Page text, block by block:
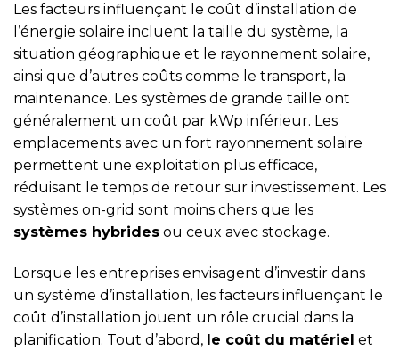
Les facteurs influençant le coût d’installation de
l’énergie solaire incluent la taille du système, la
situation géographique et le rayonnement solaire,
ainsi que d’autres coûts comme le transport, la
maintenance. Les systèmes de grande taille ont
généralement un coût par kWp inférieur. Les
emplacements avec un fort rayonnement solaire
permettent une exploitation plus efficace,
réduisant le temps de retour sur investissement. Les
systèmes on-grid sont moins chers que les
systèmes hybrides ou ceux avec stockage.
Lorsque les entreprises envisagent d’investir dans
un système d’installation, les facteurs influençant le
coût d’installation jouent un rôle crucial dans la
planification. Tout d’abord, le coût du matériel et